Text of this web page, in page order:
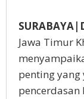
Jawa Timur
penting